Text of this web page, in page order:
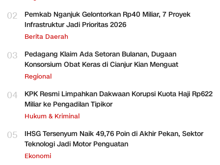
02
Pemkab Nganjuk Gelontorkan Rp40 Miliar, 7 Proyek
Infrastruktur Jadi Prioritas 2026
Berita Daerah
03
Pedagang Klaim Ada Setoran Bulanan, Dugaan
Konsorsium Obat Keras di Cianjur Kian Menguat
Regional
04
KPK Resmi Limpahkan Dakwaan Korupsi Kuota Haji Rp622
Miliar ke Pengadilan Tipikor
Hukum & Kriminal
05
IHSG Tersenyum Naik 49,76 Poin di Akhir Pekan, Sektor
Teknologi Jadi Motor Penguatan
Ekonomi